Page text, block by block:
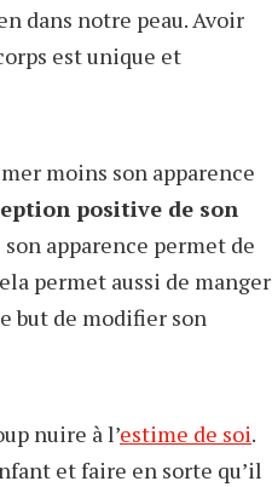
dans notre peau. Avoir
est unique et
moins son apparence
positive de son
apparence permet de
permet aussi de manger
but de modifier son
nuire à l’estime de soi.
et faire en sorte qu’il